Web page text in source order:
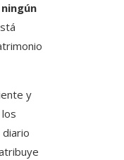
y